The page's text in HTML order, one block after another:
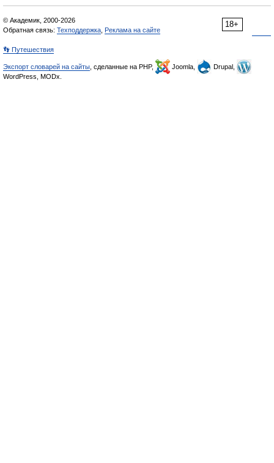
18+
© Академик, 2000-2026
Обратная связь: Техподдержка Реклама на сайте
👣 Путешествия
Экспорт словарей на сайты , сделанные на PHP, Joomla,
Drupal,
WordPress, MODx.